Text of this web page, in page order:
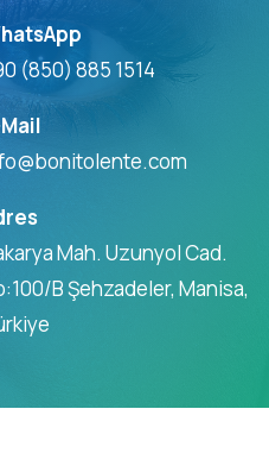
(850) 885 1514
Mah. Uzunyol Cad.
B Şehzadeler, Manisa,